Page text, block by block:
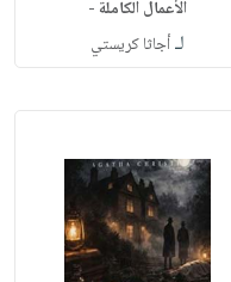
الأعمال الكاملة -
لـأجاثا كريستي